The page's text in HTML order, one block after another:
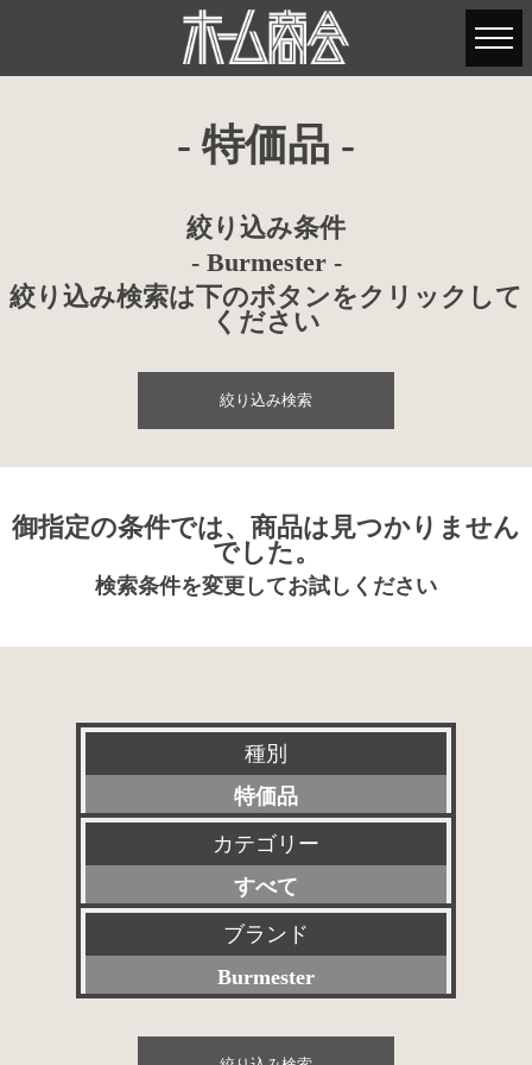
- 特価品 -
絞り込み条件
- Burmester -
絞り込み検索は下のボタンをクリックして
ください
絞り込み検索
御指定の条件では、商品は見つかりません
でした。
検索条件を変更してお試しください
種別
特価品
新品
特選アクセサリー
委託販売品
その他委託販売品
カテゴリー
すべて
プリアンプ
パワーアンプ
プリメインアンプ
ブランド
Burmester